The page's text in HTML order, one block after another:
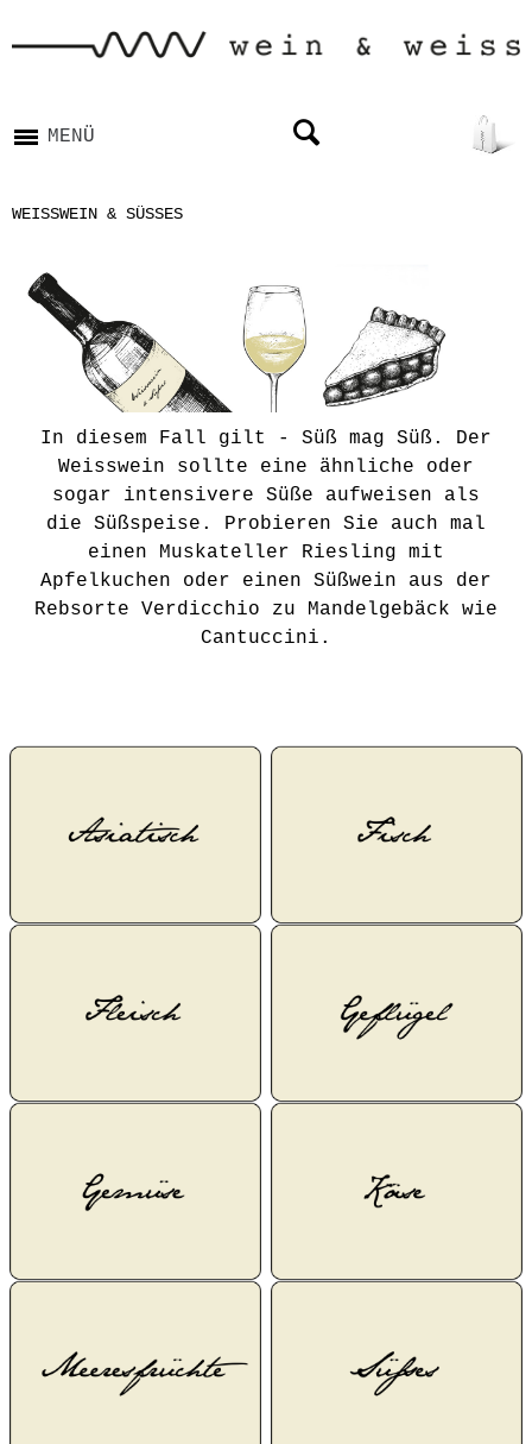
MENÜ
WEISSWEIN & SÜSSES
In diesem Fall gilt - Süß mag Süß. Der
Weisswein sollte eine ähnliche oder
sogar intensivere Süße aufweisen als
die Süßspeise. Probieren Sie auch mal
einen Muskateller Riesling mit
Apfelkuchen oder einen Süßwein aus der
Rebsorte Verdicchio zu Mandelgebäck wie
Cantuccini.